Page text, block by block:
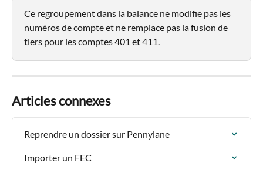
Ce regroupement dans la balance ne modifie pas les
numéros de compte et ne remplace pas la fusion de
tiers pour les comptes 401 et 411.
Articles connexes
Reprendre un dossier sur Pennylane
Importer un FEC